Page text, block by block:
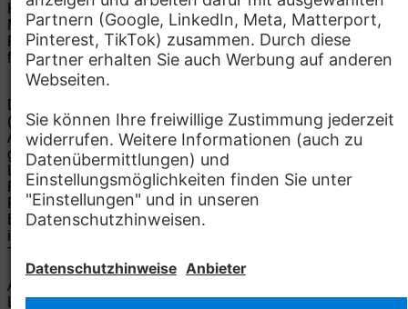
Kontakt
Mercedes-Benz AG
Mercedesstr. 176437 RastattDetails zum Standort
Ferienbeschäftigte Werk Rastatt HR ServicesE-Mail:
ferienarbeit.rastatt@mercedes-benz.com
Die Mercedes-Benz Group.
(ehemals Daimler AG) ist eines der erfolgreichsten
Automobilunternehmen der Welt. Mit der Mercedes-Benz AG
gehören wir zu den größten Anbietern von Premium- und
Luxus-Pkw und Vans. Die Mercedes-Benz Mobility AG bietet
Finanzierung, Leasing, Fahrzeugabos und –miete,
Flottenmanagement, digitale Services rund um Laden und
Bezahlen, die Vermittlung von Versicherungen sowie
innovative Mobilitätsdienstleistungen an.
Technische Support-Hotline
Anbieter
Lizenzhinweise DritterAllgemeine Geschäftsbedingungen